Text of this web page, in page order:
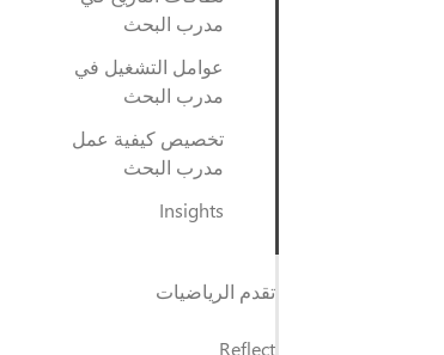
مدرب البحث
عوامل التشغيل في
مدرب البحث
تخصيص كيفية عمل
مدرب البحث
Insights
تقدم الرياضيات
Reflect